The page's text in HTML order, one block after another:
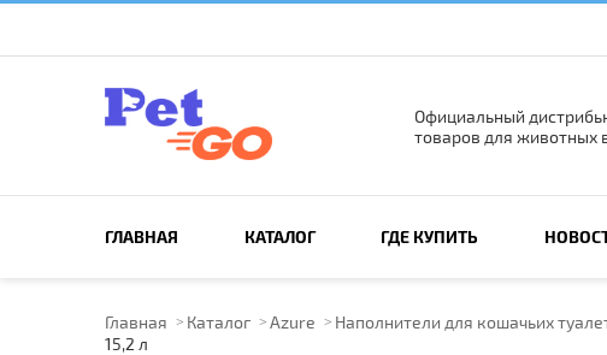
Официальный
товаров для животных
ГЛАВНАЯ КАТАЛОГ ГДЕ КУПИТЬ
ПОИСК ПО САЙТУ
Главная Каталог Azure Наполнители для кошачьих
15,2 л